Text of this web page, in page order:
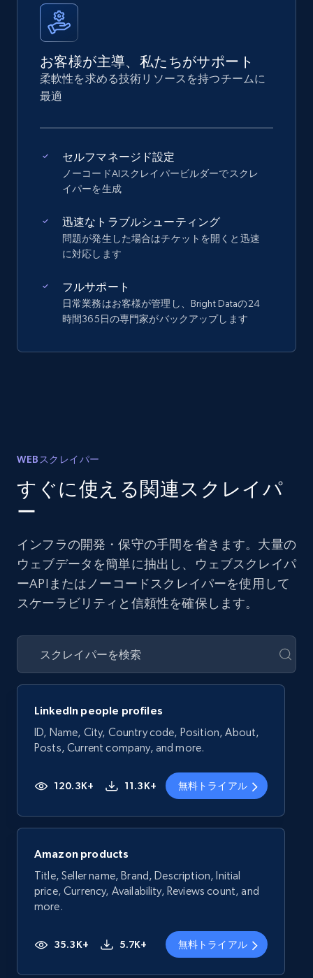
お客様が主導、私たちがサポート
柔軟性を求める技術リソースを持つチームに
最適
セルフマネージド設定
ノーコードAIスクレイパービルダーでスクレ
イパーを生成
迅速なトラブルシューティング
問題が発生した場合はチケットを開くと迅速
に対応します
フルサポート
日常業務はお客様が管理し、Bright Dataの24
時間365日の専門家がバックアップします
WEBスクレイパー
すぐに使える関連スクレイパ
ー
インフラの開発・保守の手間を省きます。大量の
ウェブデータを簡単に抽出し、ウェブスクレイパ
ーAPIまたはノーコードスクレイパーを使用して
スケーラビリティと信頼性を確保します。
LinkedIn people profiles
ID, Name, City, Country code, Position, About,
Posts, Current company, and more.
120.3K+ 11.3K+ 無料トライアル
Amazon products
Title, Seller name, Brand, Description, Initial
price, Currency, Availability, Reviews count, and
more.
35.3K+ 5.7K+ 無料トライアル